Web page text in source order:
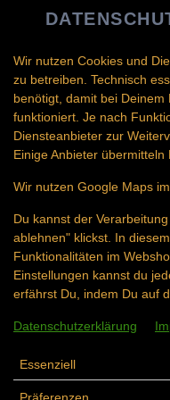
Wir nutzen Cookies und
zu betreiben. Technisch
benötigt, damit bei
funktioniert. Je nach
Diensteanbieter zur
Einige Anbieter übermitteln
Wir nutzen Google Maps
Du kannst der
ablehnen" klickst. In
Funktionalitäten im
Einstellungen kannst du
erfährst Du, indem Du auf
Datenschutzerklärung
Essenziell